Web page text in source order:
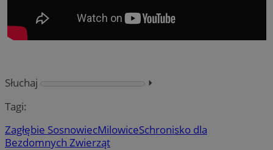
Słuchaj
⏵︎
Tagi:
Zagłębie SosnowiecMilowiceSchronisko dla
Bezdomnych Zwierząt